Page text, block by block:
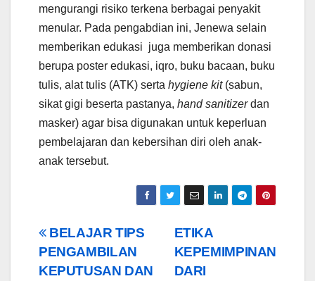
mengurangi risiko terkena berbagai penyakit
menular. Pada pengabdian ini, Jenewa selain
memberikan edukasi juga memberikan donasi
berupa poster edukasi, iqro, buku bacaan, buku
tulis, alat tulis (ATK) serta hygiene kit(sabun,
sikat gigi beserta pastanya, hand sanitizerdan
masker) agar bisa digunakan untuk keperluan
pembelajaran dan kebersihan diri oleh anak-
anak tersebut.
Post
navigation
ETIKA
KEPEMIMPINAN
DARI
BELAJAR TIPS
PENGAMBILAN
KEPUTUSAN DAN